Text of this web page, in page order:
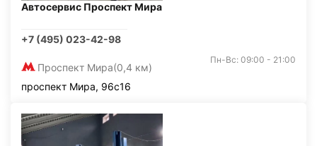
Автосервис Проспект Мира
+7 (495) 023-42-98
Проспект Мира(0,4 км)
Пн-Вс: 09:00 - 21:00
проспект Мира, 96с16